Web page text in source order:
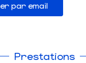
par email
Prestations